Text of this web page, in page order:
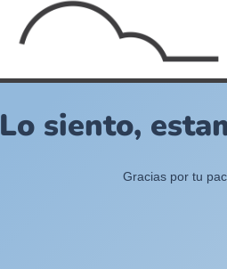
Lo siento,
Gracias por tu